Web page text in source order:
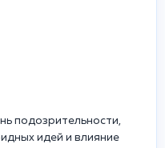
подозрительности,
идей и влияние